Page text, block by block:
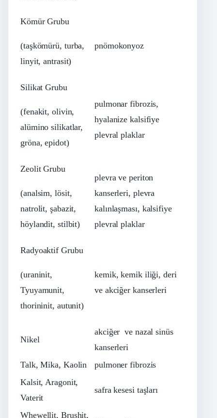
Kömür Grubu
(taşkömürü, turba,
linyit, antrasit)
pnömokonyoz
Silikat Grubu
(fenakit, olivin,
alümino silikatlar,
gröna, epidot)
pulmonar fibrozis,
hyalanize kalsifiye
plevral plaklar
Zeolit Grubu
(analsim, lösit,
natrolit, şabazit,
höylandit, stilbit)
plevra ve periton
kanserleri, plevra
kalınlaşması, kalsifiye
plevral plaklar
Radyoaktif Grubu
(uraninit,
Tyuyamunit,
thorininit, autunit)
kemik, kemik iliği, deri
ve akciğer kanserleri
Nikel
akciğer ve nazal sinüs
kanserleri
Talk, Mika, Kaolin
pulmoner fibrozis
Kalsit, Aragonit,
Vaterit
safra kesesi taşları
Whewellit, Brushit,